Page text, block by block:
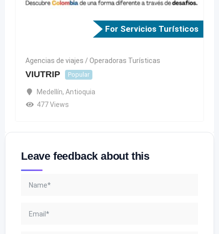
For Servicios Turísticos
Agencias de viajes / Operadoras Turísticas
VIUTRIP Popular
Medellín, Antioquia
477 Views
Leave feedback about this